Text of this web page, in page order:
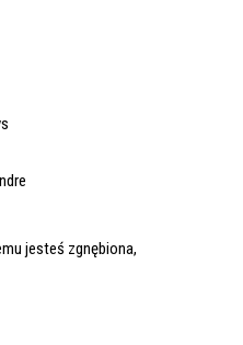
jesteś zgnębiona,